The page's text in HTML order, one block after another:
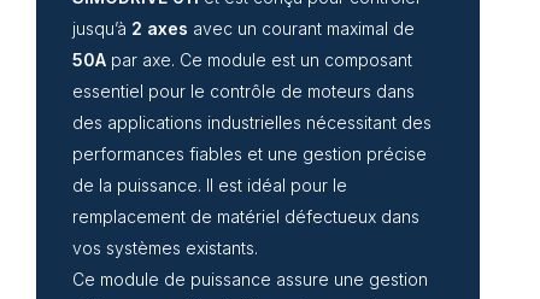
jusqu’à 2 axes avec un courant maximal de
50A par axe. Ce module est un composant
essentiel pour le contrôle de moteurs dans
des applications industrielles nécessitant des
performances fiables et une gestion précise
de la puissance. Il est idéal pour le
remplacement de matériel défectueux dans
vos systèmes existants.
Ce module de puissance assure une gestion